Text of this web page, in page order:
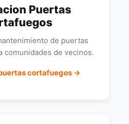
Puertas
de puertas
comunidades de vecinos.
cortafuegos →